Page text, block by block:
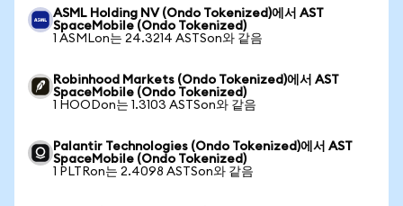
ASML Holding NV (Ondo Tokenized)에서 AST
SpaceMobile (Ondo Tokenized)
1 ASMLon는 24.3214 ASTSon와 같음
Robinhood Markets (Ondo Tokenized)에서 AST
SpaceMobile (Ondo Tokenized)
1 HOODon는 1.3103 ASTSon와 같음
Palantir Technologies (Ondo Tokenized)에서 AST
SpaceMobile (Ondo Tokenized)
1 PLTRon는 2.4098 ASTSon와 같음